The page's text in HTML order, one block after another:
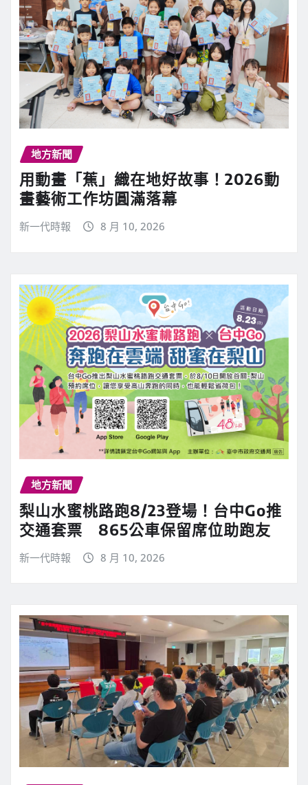
地方新聞
用動畫「蕉」織在地好故事！2026動
畫藝術工作坊圓滿落幕
新一代時報 8 月 10, 2026
地方新聞
梨山水蜜桃路跑8/23登場！台中Go推
交通套票 865公車保留席位助跑友
新一代時報 8 月 10, 2026